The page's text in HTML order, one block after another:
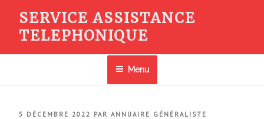
contenu
SERVICE ASSISTANCE
TELEPHONIQUE
Menu
PUBLIÉ
5 DÉCEMBRE 2022 PAR ANNUAIRE GÉNÉRALISTE